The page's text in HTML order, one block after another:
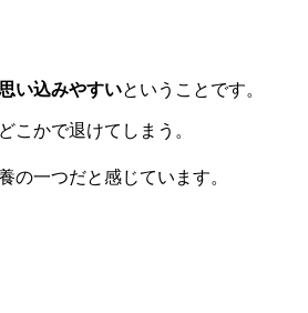
い込みやすいということです。
こかで退けてしまう。
の一つだと感じています。